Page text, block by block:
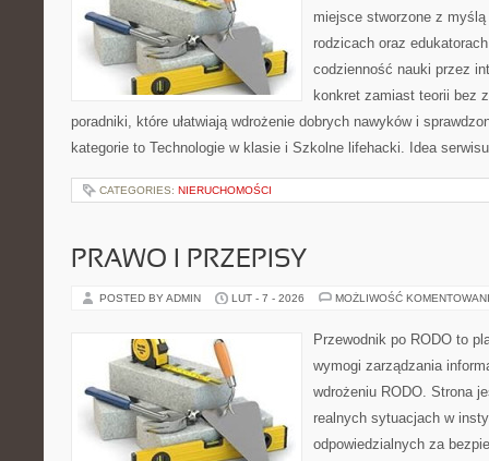
miejsce stworzone z
rodzicach oraz
codzienność nauki przez
konkret zamiast teorii bez
poradniki, które ułatwiają wdrożenie dobrych nawyków i
kategorie to Technologie w klasie i Szkolne lifehacki. Idea
CATEGORIES: NIERUCHOMOŚCI
PRAWO I PRZEPISY
POSTED BY ADMIN LUT - 7 - 2026 MOŻLIWOŚĆ
Przewodnik po RODO to
wymogi zarządzania
wdrożeniu RODO. Strona
realnych sytuacjach w
odpowiedzialnych za